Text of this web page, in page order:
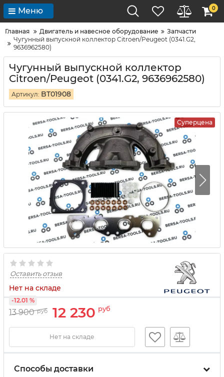
Меню 0
Главная Двигатель и навесное оборудование
Запчасти
Чугунный выпускной коллектор Citroen/Peugeot (0341.G2,
9636962580)
Чугунный выпускной коллектор
Citroen/Peugeot (0341.G2, 9636962580)
Артикул: BT01908
Суперцена
Оставить отзыв
Нет на складе
13 900 руб 12 230 руб
-12.01 %
Нет на складе
Способы доставки